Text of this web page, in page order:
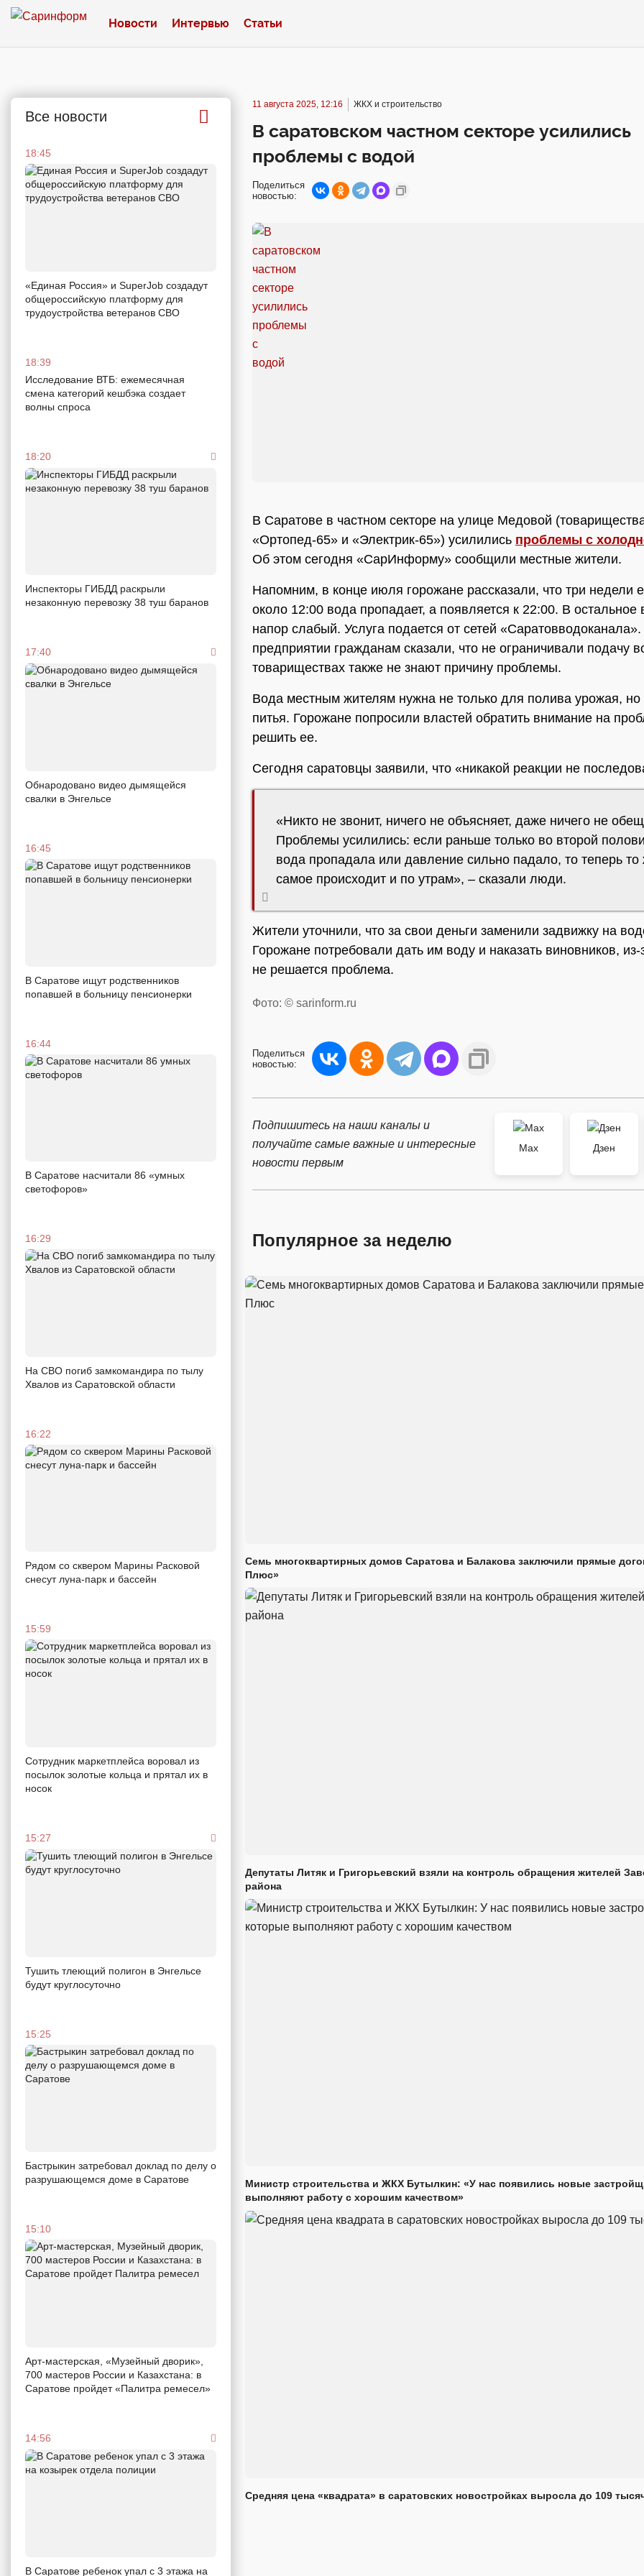
Новости Интервью Статьи
Все новости
18:45
«Единая Россия» и SuperJob создадут
общероссийскую платформу для
трудоустройства ветеранов СВО
18:39
Исследование ВТБ: ежемесячная
смена категорий кешбэка создает
волны спроса
18:20
Инспекторы ГИБДД раскрыли
незаконную перевозку 38 туш баранов
17:40
Обнародовано видео дымящейся
свалки в Энгельсе
16:45
В Саратове ищут родственников
попавшей в больницу пенсионерки
16:44
В Саратове насчитали 86 «умных
светофоров»
16:29
На СВО погиб замкомандира по тылу
Хвалов из Саратовской области
16:22
Рядом со сквером Марины Расковой
снесут луна-парк и бассейн
15:59
Сотрудник маркетплейса воровал из
посылок золотые кольца и прятал их в
носок
15:27
Тушить тлеющий полигон в Энгельсе
будут круглосуточно
15:25
Бастрыкин затребовал доклад по делу о
разрушающемся доме в Саратове
15:10
Арт-мастерская, «Музейный дворик»,
700 мастеров России и Казахстана: в
Саратове пройдет «Палитра ремесел»
14:56
В Саратове ребенок упал с 3 этажа на
11 августа 2025, 12:16 ЖКХ и строительство
В саратовском частном секторе усилились
проблемы с водой
Поделиться
новостью:
В Саратове в частном секторе на улице Медовой
«Ортопед-65» и «Электрик-65») усилились проблемы с
Об этом сегодня «СарИнформу» сообщили местные жители.
Напомним, в конце июля горожане рассказали, что три недели
около 12:00 вода пропадает, а появляется к 22:00. В остальное
напор слабый. Услуга подается от сетей
предприятии гражданам сказали, что не ограничивали подачу
товариществах также не знают причину проблемы.
Вода местным жителям нужна не только для полива урожая, но
питья. Горожане попросили властей обратить внимание на
решить ее.
Сегодня саратовцы заявили, что «никакой реакции не
«Никто не звонит, ничего не объясняет, даже ничего не
Проблемы усилились: если раньше только во второй
вода пропадала или давление сильно падало, то теперь то
самое происходит и по утрам», – сказали люди.
Жители уточнили, что за свои деньги заменили задвижку на
Горожане потребовали дать им воду и наказать виновников, из-
не решается проблема.
Фото: © sarinform.ru
Поделиться
новостью:
Подпишитесь на наши каналы и
получайте самые важные и интересные
новости первым
Max
Дзен
Популярное за неделю
Семь многоквартирных домов Саратова и Балакова заключили прямые
Плюс»
Депутаты Литяк и Григорьевский взяли на контроль обращения жителей
района
Министр строительства и ЖКХ Бутылкин: «У нас появились новые
выполняют работу с хорошим качеством»
Средняя цена «квадрата» в саратовских новостройках выросла до 109